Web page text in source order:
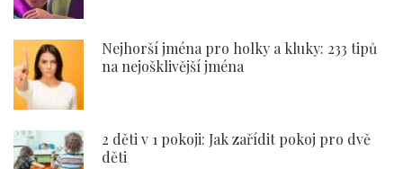
Nejhorší jména pro holky a kluky: 233 tipů
na nejošklivější jména
2 děti v 1 pokoji: Jak zařídit pokoj pro dvě
děti